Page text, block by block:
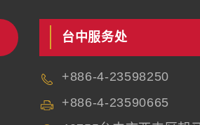
台中服务处
+886-4-23598250
+886-4-23590665